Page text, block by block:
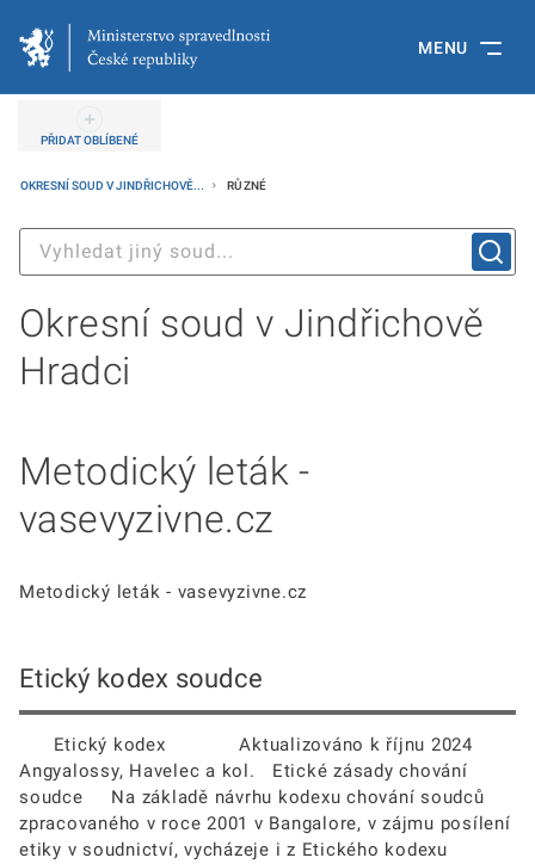
MENU
PŘIDAT OBLÍBENÉ
OKRESNÍ SOUD V JINDŘICHOVĚ... RŮZNÉ
Okresní soud v Jindřichově
Hradci
Metodický leták -
vasevyzivne.cz
Metodický leták - vasevyzivne.cz
Etický kodex soudce
Etický kodex Aktualizováno k říjnu 2024
Angyalossy, Havelec a kol. Etické zásady chování
soudce Na základě návrhu kodexu chování soudců
zpracovaného v roce 2001 v Bangalore, v zájmu posílení
etiky v soudnictví, vycházeje i z Etického kodexu